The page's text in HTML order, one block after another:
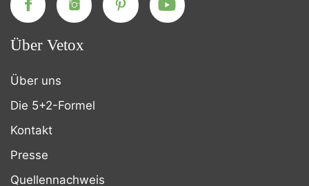
Über Vetox
Über uns
Die 5+2-Formel
Kontakt
Presse
Quellennachweis